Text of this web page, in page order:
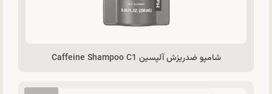
شامپو ضدريزش آلپسین Caffeine Shampoo C1